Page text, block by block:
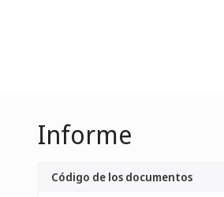
Informe
Código de los documentos